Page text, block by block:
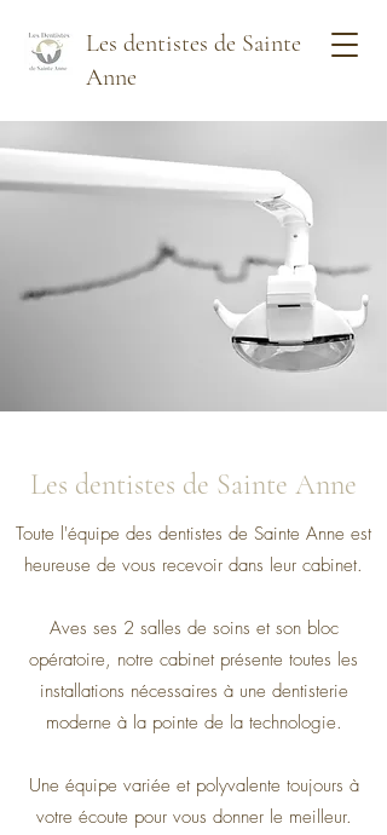
Les dentistes de Sainte
Anne
Les dentistes de Sainte Anne
Toute l'équipe des dentistes de Sainte Anne est
heureuse de vous recevoir dans leur cabinet.
Aves ses 2 salles de soins et son bloc
opératoire, notre cabinet présente toutes les
installations nécessaires à une dentisterie
moderne à la pointe de la technologie.
Une équipe variée et polyvalente toujours à
votre écoute pour vous donner le meilleur.